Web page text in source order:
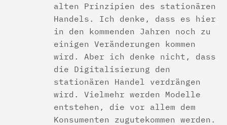
alten Prinzipien des stationären
Handels. Ich denke, dass es hier
in den kommenden Jahren noch zu
einigen Veränderungen kommen
wird. Aber ich denke nicht, dass
die Digitalisierung den
stationären Handel verdrängen
wird. Vielmehr werden Modelle
entstehen, die vor allem dem
Konsumenten zugutekommen werden.